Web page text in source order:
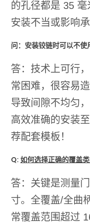
的孔径都是 35
安装不当或影响承
问：安装铰链时可以不使
答：技术上可行
常困难，很容易
导致间隙不均匀
高效准确的安装
荐配套模板！
Q:如何选择正确的覆盖类
答：关键是测量
寸。全覆盖/全曲
常覆盖范围超过